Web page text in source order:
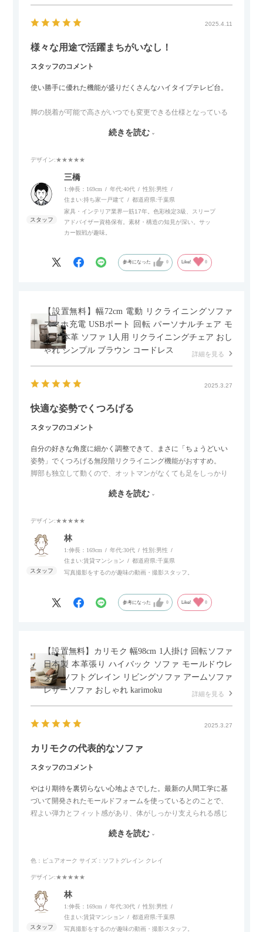
2025.4.11
様々な用途で活躍まちがいなし！
スタッフのコメント
使い勝手に優れた機能が盛りだくさんなハイタイプテレビ台。
脚の脱着が可能で高さがいつでも変更できる仕様となっている
また、補助テーブルとして使用可能なスライドテーブルや収納
内部にもプリンターなどが置けるスライド棚板がついているの
でテレビ台以外にもオフィスなどでの収納家具やリビングでの
サイドボードとして多目的な用途に対応しています。
また、扉は横方向へのスライド式となっているので開閉時のス
ペースを最小限に抑えられ、省スペースでご利用いただけるの
続きを読む
デザイン:★★★★★
三橋
1:伸長：169cm 年代:40代 性別:男性
住まい:持ち家一戸建て 都道府県:千葉県
家具・インテリア業界一筋17年。色彩検定3級、スリープ
アドバイザー資格保有。素材・構造の知見が深い。サッ
カー観戦が趣味。
参考になった 0 Like! 0
【設置無料】幅72cm 電動 リクライニングソファ
スマホ充電 USBポート 回転 パーソナルチェア モ
ダン 本革 ソファ 1人用 リクライニングチェア おし
ゃれ シンプル ブラウン コードレス
詳細を見る
2025.3.27
快適な姿勢でくつろげる
スタッフのコメント
自分の好きな角度に細かく調整できて、まさに「ちょうどいい
姿勢」でくつろげる無段階リクライニング機能がおすすめ。
脚部も独立して動くので、オットマンがなくても足をしっかり
スマホやタブレットを充電しながらリラックスできるのが嬉し
個人的にはコードレス＆充電式なので、コンセントの場所を気
にせず、好きな場所に置けるのが画期的に感じました。
続きを読む
デザイン:★★★★★
林
1:伸長：169cm 年代:30代 性別:男性
住まい:賃貸マンション 都道府県:千葉県
写真撮影をするのが趣味の動画・撮影スタッフ。
参考になった 0 Like! 0
【設置無料】カリモク 幅98cm 1人掛け 回転ソファ
日本製 本革張り ハイバック ソファ モールドウレ
タン ソフトグレイン リビングソファ アームソファ
レザーソファ おしゃれ karimoku
詳細を見る
2025.3.27
カリモクの代表的なソファ
スタッフのコメント
やはり期待を裏切らない心地よさでした。最新の人間工学に基
づいて開発されたモールドフォームを使っているとのことで、
程よい弾力とフィット感があり、体がしっかり支えられる感じ
リラックスタイムによさそうでした。回転タイプなので、個人
す。
続きを読む
色：ピュアオーク サイズ：ソフトグレイン クレイ
デザイン:★★★★★
林
1:伸長：169cm 年代:30代 性別:男性
住まい:賃貸マンション 都道府県:千葉県
写真撮影をするのが趣味の動画・撮影スタッフ。